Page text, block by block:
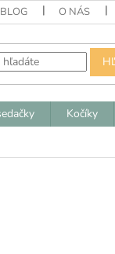
BLOG O NÁS
Kočíky